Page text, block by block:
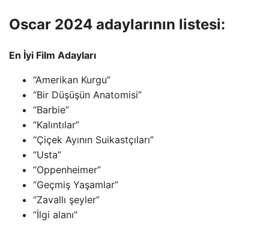
Oscar 2024 adaylarının listesi:
En İyi Film Adayları
“Amerikan Kurgu”
“Bir Düşüşün Anatomisi”
“Barbie”
“Kalıntılar”
“Çiçek Ayının Suikastçıları”
“Usta”
“Oppenheimer”
“Geçmiş Yaşamlar”
“Zavallı şeyler”
“İlgi alanı”